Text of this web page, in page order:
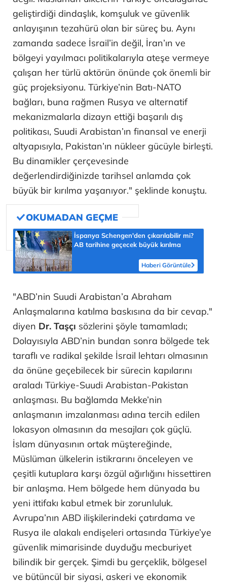
geliştirdiği dindaşlık, komşuluk ve güvenlik
anlayışının tezahürü olan bir süreç bu. Aynı
zamanda sadece İsrail’in değil, İran’ın ve
bölgeyi yayılmacı politikalarıyla ateşe vermeye
çalışan her türlü aktörün önünde çok önemli bir
güç projeksiyonu. Türkiye’nin Batı-NATO
bağları, buna rağmen Rusya ve alternatif
mekanizmalarla dizayn ettiği başarılı dış
politikası, Suudi Arabistan’ın finansal ve enerji
altyapısıyla, Pakistan’ın nükleer gücüyle birleşti.
Bu dinamikler çerçevesinde
değerlendirdiğinizde tarihsel anlamda çok
büyük bir kırılma yaşanıyor." şeklinde konuştu.
İspanya Schengen'den çıkarılabilir mi?
AB tarihine geçecek büyük kırılma
Haberi Görüntüle
"ABD’nin Suudi Arabistan’a Abraham
Anlaşmalarına katılma baskısına da bir cevap."
diyen Dr. Taşçı sözlerini şöyle tamamladı;
Dolayısıyla ABD’nin bundan sonra bölgede tek
taraflı ve radikal şekilde İsrail lehtarı olmasının
da önüne geçebilecek bir sürecin kapılarını
araladı Türkiye-Suudi Arabistan-Pakistan
anlaşması. Bu bağlamda Mekke’nin
anlaşmanın imzalanması adına tercih edilen
lokasyon olmasının da mesajları çok güçlü.
İslam dünyasının ortak müştereğinde,
Müslüman ülkelerin istikrarını önceleyen ve
çeşitli kutuplara karşı özgül ağırlığını hissettiren
bir anlaşma. Hem bölgede hem dünyada bu
yeni ittifakı kabul etmek bir zorunluluk.
Avrupa’nın ABD ilişkilerindeki çatırdama ve
Rusya ile alakalı endişeleri ortasında Türkiye’ye
güvenlik mimarisinde duyduğu mecburiyet
bilindik bir gerçek. Şimdi bu gerçeklik, bölgesel
ve bütüncül bir siyasi, askeri ve ekonomik